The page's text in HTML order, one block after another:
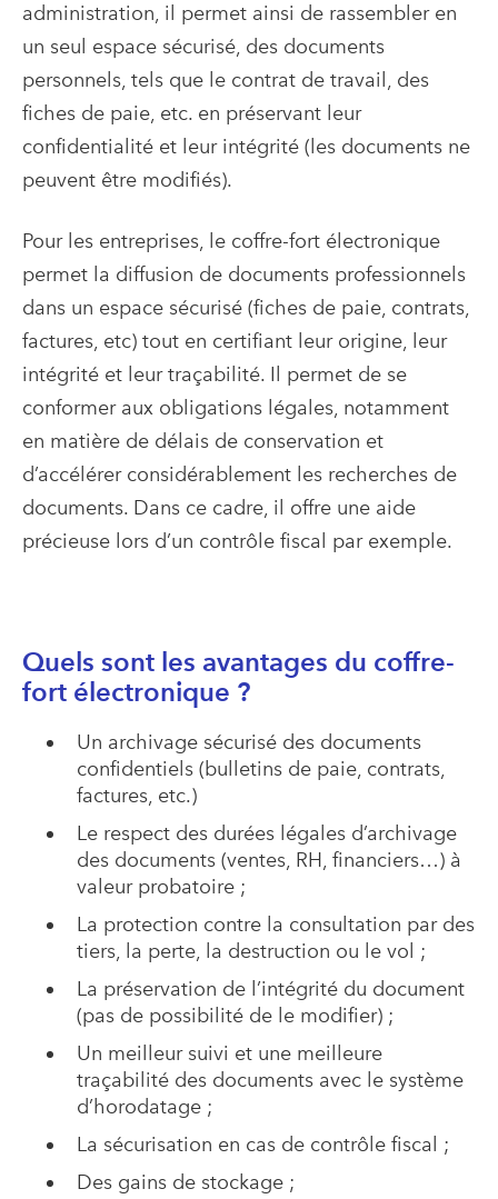
administration, il permet ainsi de rassembler en
un seul espace sécurisé, des documents
personnels, tels que le contrat de travail, des
fiches de paie, etc. en préservant leur
confidentialité et leur intégrité (les documents ne
peuvent être modifiés).
Pour les entreprises, le coffre-fort électronique
permet la diffusion de documents professionnels
dans un espace sécurisé (fiches de paie, contrats,
factures, etc) tout en certifiant leur origine, leur
intégrité et leur traçabilité. Il permet de se
conformer aux obligations légales, notamment
en matière de délais de conservation et
d’accélérer considérablement les recherches de
documents. Dans ce cadre, il offre une aide
précieuse lors d’un contrôle fiscal par exemple.
Quels sont les avantages du coffre-
fort électronique ?
Un archivage sécurisé des documents
confidentiels (bulletins de paie, contrats,
factures, etc.)
Le respect des durées légales d’archivage
des documents (ventes, RH, financiers…) à
valeur probatoire ;
La protection contre la consultation par des
tiers, la perte, la destruction ou le vol ;
La préservation de l’intégrité du document
(pas de possibilité de le modifier) ;
Un meilleur suivi et une meilleure
traçabilité des documents avec le système
d’horodatage ;
La sécurisation en cas de contrôle fiscal ;
Des gains de stockage ;